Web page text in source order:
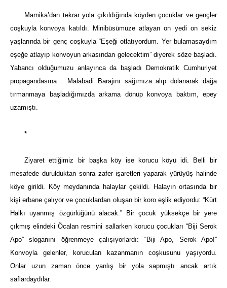
Mamika’dan tekrar yola çıkıldığında köyden çocuklar ve gençler
coşkuyla konvoya katıldı. Minibüsümüze atlayan on yedi on sekiz
yaşlarında bir genç coşkuyla “Eşeği otlatıyordum. Yer bulamasaydım
eşeğe atlayıp konvoyun arkasından gelecektim” diyerek söze başladı.
Yabancı olduğumuzu anlayınca da başladı Demokratik Cumhuriyet
propagandasına… Malabadi Barajını sağımıza alıp dolanarak dağa
tırmanmaya başladığımızda arkama dönüp konvoya baktım, epey
uzamıştı.
*
Ziyaret ettiğimiz bir başka köy ise korucu köyü idi. Belli bir
mesafede durulduktan sonra zafer işaretleri yaparak yürüyüş halinde
köye girildi. Köy meydanında halaylar çekildi. Halayın ortasında bir
kişi erbane çalıyor ve çocuklardan oluşan bir koro eşlik ediyordu: “Kürt
Halkı uyanmış özgürlüğünü alacak.” Bir çocuk yüksekçe bir yere
çıkmış elindeki Öcalan resmini sallarken korucu çocukları “Biji Serok
Apo” sloganını öğrenmeye çalışıyorlardı: “Biji Apo, Serok Apo!”
Konvoyla gelenler, korucuları kazanmanın coşkusunu yaşıyordu.
Onlar uzun zaman önce yanlış bir yola sapmıştı ancak artık
saflardaydılar.